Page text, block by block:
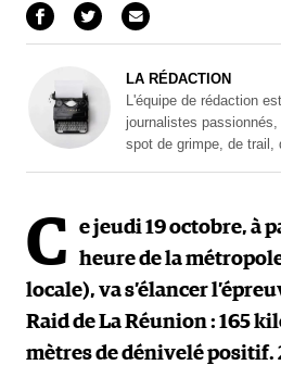
LA RÉDACTION
L'équipe de rédaction
journalistes
spot de grimpe, de trail,
C
e jeudi 19 octobre, à
heure de la
locale), va s’élancer
Raid de La Réunion : 165
mètres de dénivelé positif.